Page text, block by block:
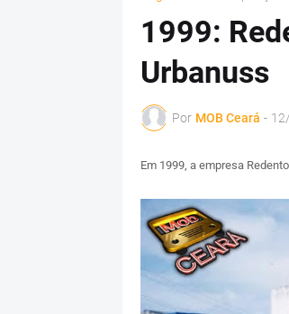
1999:
Urbanuss
Por MOB Ceará -
Em 1999, a empresa